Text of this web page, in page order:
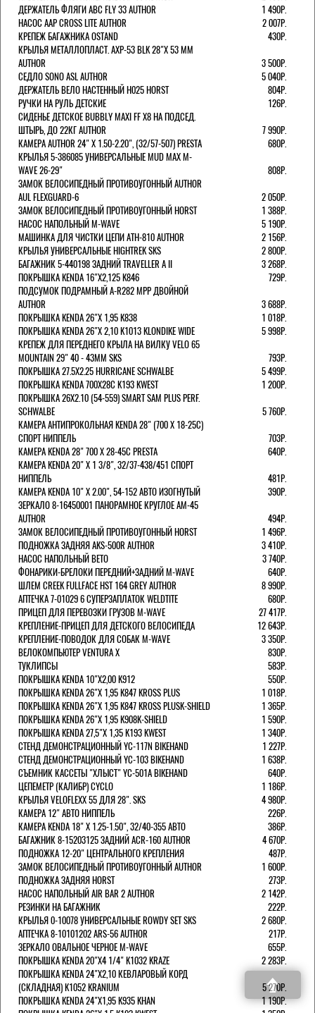
ДЕРЖАТЕЛЬ ФЛЯГИ АВС FLY 33 AUTHOR
1 490Р.
НАСОС AAP CROSS LITE AUTHOR
2 007Р.
КРЕПЕЖ БАГАЖНИКА OSTAND
430Р.
КРЫЛЬЯ МЕТАЛЛОПЛАСТ. AXP-53 BLK 28"Х 53 ММ
AUTHOR
3 500Р.
СЕДЛО SONO ASL AUTHOR
5 040Р.
ДЕРЖАТЕЛЬ ВЕЛО НАСТЕННЫЙ H025 HORST
804Р.
РУЧКИ НА РУЛЬ ДЕТСКИЕ
126Р.
СИДЕНЬЕ ДЕТСКОЕ BUBBLY MAXI FF X8 НА ПОДСЕД.
ШТЫРЬ, ДО 22КГ AUTHOR
7 990Р.
КАМЕРА AUTHOR 24" Х 1.50-2.20", (32/57-507) PRESTA
680Р.
КРЫЛЬЯ 5-386085 УНИВЕРСАЛЬНЫЕ MUD MAX M-
WAVE 26-29"
808Р.
ЗАМОК ВЕЛОСИПЕДНЫЙ ПРОТИВОУГОННЫЙ AUTHOR
AUL FLEXGUARD-6
2 050Р.
ЗАМОК ВЕЛОСИПЕДНЫЙ ПРОТИВОУГОННЫЙ HORST
1 388Р.
НАСОС НАПОЛЬНЫЙ M-WAVE
5 190Р.
МАШИНКА ДЛЯ ЧИСТКИ ЦЕПИ ATH-810 AUTHOR
2 156Р.
КРЫЛЬЯ УНИВЕРСАЛЬНЫЕ HIGHTREK SKS
2 800Р.
БАГАЖНИК 5-440198 ЗАДНИЙ TRAVELLER A II
3 268Р.
ПОКРЫШКА KENDA 16"Х2,125 K846
729Р.
ПОДСУМОК ПОДРАМНЫЙ A-R282 MPP ДВОЙНОЙ
AUTHOR
3 688Р.
ПОКРЫШКА KENDA 26"Х 1,95 K838
1 018Р.
ПОКРЫШКА KENDA 26"Х 2,10 K1013 KLONDIKE WIDE
5 998Р.
КРЕПЕЖ ДЛЯ ПЕРЕДНЕГО КРЫЛА НА ВИЛКУ VELO 65
MOUNTAIN 29" 40 - 43ММ SKS
793Р.
ПОКРЫШКА 27.5X2.25 HURRICANE SCHWALBE
5 499Р.
ПОКРЫШКА KENDA 700Х28С K193 KWEST
1 200Р.
ПОКРЫШКА 26X2.10 (54-559) SMART SAM PLUS PERF.
SCHWALBE
5 760Р.
КАМЕРА АНТИПРОКОЛЬНАЯ KENDA 28" (700 Х 18-25C)
СПОРТ НИППЕЛЬ
703Р.
КАМЕРА KENDA 28" 700 Х 28-45С PRESTA
640Р.
КАМЕРА KENDA 20" Х 1 3/8", 32/37-438/451 СПОРТ
НИППЕЛЬ
481Р.
КАМЕРА KENDA 10" Х 2.00", 54-152 АВТО ИЗОГНУТЫЙ
390Р.
ЗЕРКАЛО 8-16450001 ПАНОРАМНОЕ КРУГЛОЕ AM-45
AUTHOR
494Р.
ЗАМОК ВЕЛОСИПЕДНЫЙ ПРОТИВОУГОННЫЙ HORST
1 496Р.
ПОДНОЖКА ЗАДНЯЯ AKS-500R AUTHOR
3 410Р.
НАСОС НАПОЛЬНЫЙ BETO
3 740Р.
ФОНАРИКИ-БРЕЛОКИ ПЕРЕДНИЙ+ЗАДНИЙ M-WAVE
640Р.
ШЛЕМ CREEK FULLFACE HST 164 GREY AUTHOR
8 990Р.
АПТЕЧКА 7-01029 6 СУПЕРЗАПЛАТОК WELDTITE
680Р.
ПРИЦЕП ДЛЯ ПЕРЕВОЗКИ ГРУЗОВ M-WAVE
27 417Р.
КРЕПЛЕНИЕ-ПРИЦЕП ДЛЯ ДЕТСКОГО ВЕЛОСИПЕДА
12 643Р.
КРЕПЛЕНИЕ-ПОВОДОК ДЛЯ СОБАК M-WAVE
3 350Р.
ВЕЛОКОМПЬЮТЕР VENTURA Х
830Р.
ТУКЛИПСЫ
583Р.
ПОКРЫШКА KENDA 10"Х2,00 K912
550Р.
ПОКРЫШКА KENDA 26"Х 1,95 K847 KROSS PLUS
1 018Р.
ПОКРЫШКА KENDA 26"Х 1,95 K847 KROSS PLUSK-SHIELD
1 365Р.
ПОКРЫШКА KENDA 26"Х 1,95 K908K-SHIELD
1 590Р.
ПОКРЫШКА KENDA 27,5"Х 1,35 K193 KWEST
1 340Р.
СТЕНД ДЕМОНСТРАЦИОННЫЙ YC-117N BIKEHAND
1 227Р.
СТЕНД ДЕМОНСТРАЦИОННЫЙ YC-103 BIKEHAND
1 638Р.
СЪЕМНИК КАССЕТЫ "ХЛЫСТ" YC-501A BIKEHAND
640Р.
ЦЕПЕМЕТР (КАЛИБР) CYCLO
1 186Р.
КРЫЛЬЯ VELOFLEXX 55 ДЛЯ 28". SKS
4 980Р.
КАМЕРА 12" АВТО НИППЕЛЬ
226Р.
КАМЕРА KENDA 18" Х 1.25-1.50", 32/40-355 АВТО
386Р.
БАГАЖНИК 8-15203125 ЗАДНИЙ ACR-160 AUTHOR
4 670Р.
ПОДНОЖКА 12-20" ЦЕНТРАЛЬНОГО КРЕПЛЕНИЯ
487Р.
ЗАМОК ВЕЛОСИПЕДНЫЙ ПРОТИВОУГОННЫЙ AUTHOR
1 600Р.
ПОДНОЖКА ЗАДНЯЯ HORST
273Р.
НАСОС НАПОЛЬНЫЙ AIR BAR 2 AUTHOR
2 142Р.
РЕЗИНКИ НА БАГАЖНИК
222Р.
КРЫЛЬЯ 0-10078 УНИВЕРСАЛЬНЫЕ ROWDY SET SKS
2 680Р.
АПТЕЧКА 8-10101202 ARS-56 AUTHOR
217Р.
ЗЕРКАЛО ОВАЛЬНОЕ ЧЕРНОЕ M-WAVE
655Р.
ПОКРЫШКА KENDA 20"Х4 1/4" K1032 KRAZE
2 283Р.
ПОКРЫШКА KENDA 24"Х2,10 КЕВЛАРОВЫЙ КОРД
(СКЛАДНАЯ) K1052 KRANIUM
5 270Р.
ПОКРЫШКА KENDA 24"Х1,95 K935 KHAN
1 190Р.